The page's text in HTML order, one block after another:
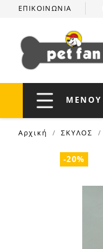
ΕΠΙΚΟΙΝΩΝΙΑ
ΜΕΝΟΥ
Αρχική ΣΚΥΛΟΣ
-20%